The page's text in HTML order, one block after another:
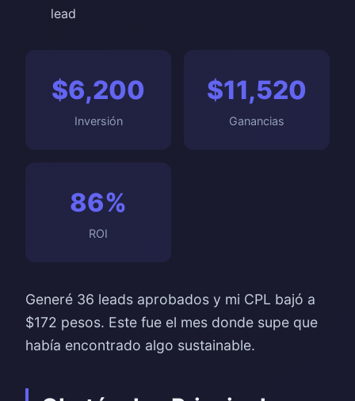
lead
$6,200
Inversión
$11,520
Ganancias
86%
ROI
Generé 36 leads aprobados y mi CPL bajó a
$172 pesos. Este fue el mes donde supe que
había encontrado algo sustainable.